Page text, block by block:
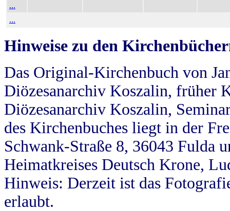
...
...
Hinweise zu den
Das Original-Kirchenbuch von
Diözesanarchiv Koszalin, früher
Diözesanarchiv Koszalin,
des Kirchenbuches liegt in der
Schwank-Straße 8, 36043 Fulda
Heimatkreises Deutsch Krone,
Hinweis: Derzeit ist das
erlaubt.